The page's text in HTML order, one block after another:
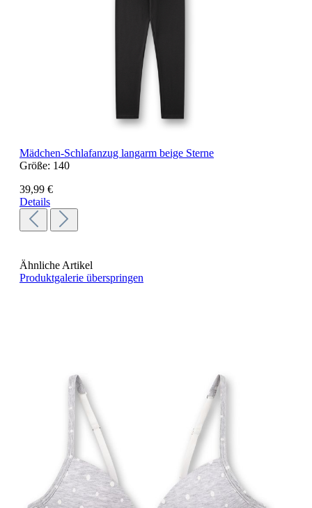
Mädchen-Schlafanzug langarm beige Sterne
Größe: 140
39,99 €
Details
Ähnliche Artikel
Produktgalerie überspringen